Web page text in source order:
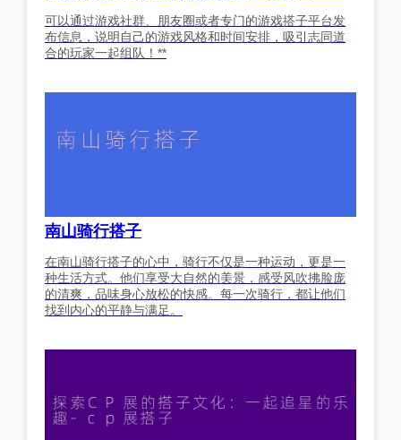
可以通过游戏社群、朋友圈或者专门的游戏搭子平台发
布信息，说明自己的游戏风格和时间安排，吸引志同道
合的玩家一起组队！**
南山骑行搭子
在南山骑行搭子的心中，骑行不仅是一种运动，更是一
种生活方式。他们享受大自然的美景，感受风吹拂脸庞
的清爽，品味身心放松的快感。每一次骑行，都让他们
找到内心的平静与满足。